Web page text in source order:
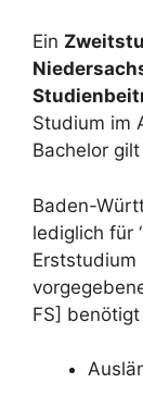
Ein
Studium im
Bachelor
Baden-
lediglich für
Erststudium
FS]